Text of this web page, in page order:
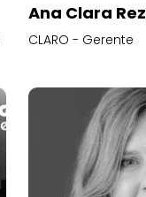
Ana Clara
CLARO - Gerente